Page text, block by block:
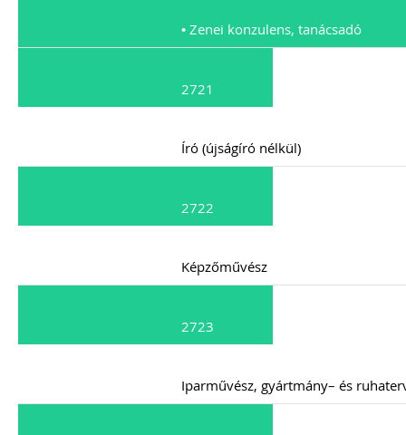
• Zenei konzulens, tanácsadó
2721
Író (újságíró nélkül)
2722
Képzőművész
2723
Iparművész, gyártmány– és